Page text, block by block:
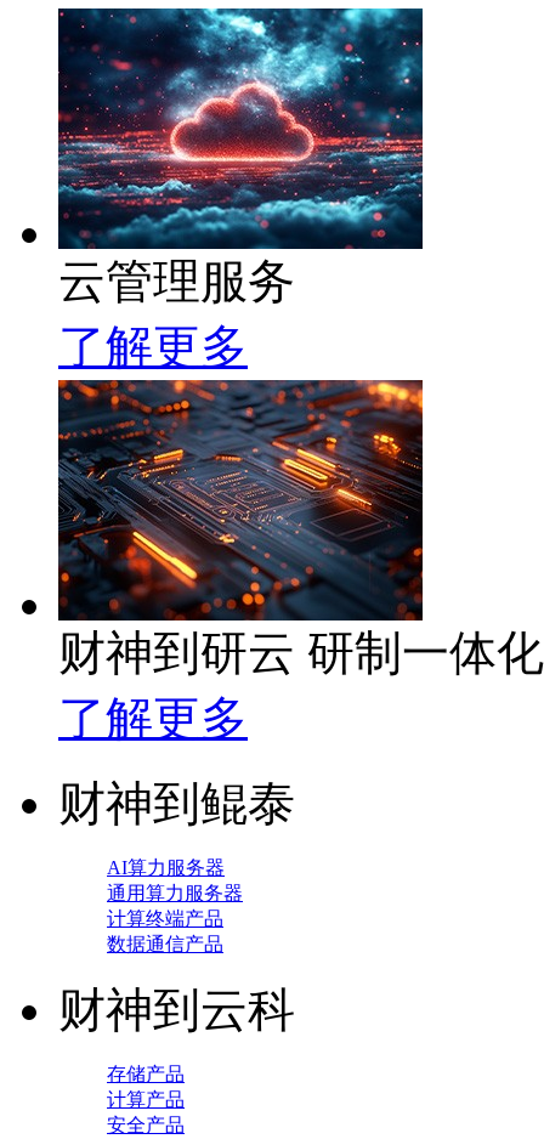
云管理服务
了解更多
财神到研云 研制一体
了解更多
财神到鲲泰
AI算力服务器
通用算力服务器
计算终端产品
数据通信产品
财神到云科
存储产品
计算产品
安全产品